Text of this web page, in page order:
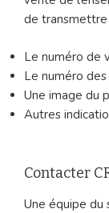
de transmettre
Le numéro de
Le numéro
Une image du
Autres
Contacter
Une équipe